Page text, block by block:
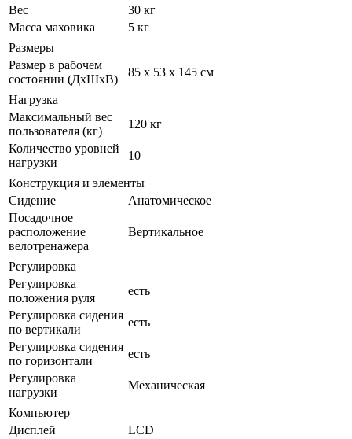
Вес
30 кг
Масса маховика
5 кг
Размеры
Размер в рабочем
состоянии (ДxШxВ)
85 x 53 x 145 см
Нагрузка
Максимальный вес
пользователя (кг)
120 кг
Количество уровней
нагрузки
10
Конструкция и элементы
Сидение
Анатомическое
Посадочное
расположение
велотренажера
Вертикальное
Регулировка
Регулировка
положения руля
есть
Регулировка сидения
по вертикали
есть
Регулировка сидения
по горизонтали
есть
Регулировка
нагрузки
Механическая
Компьютер
Дисплей
LCD